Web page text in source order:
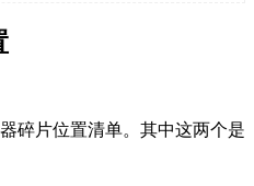
碎片位置清单。其中这两个是